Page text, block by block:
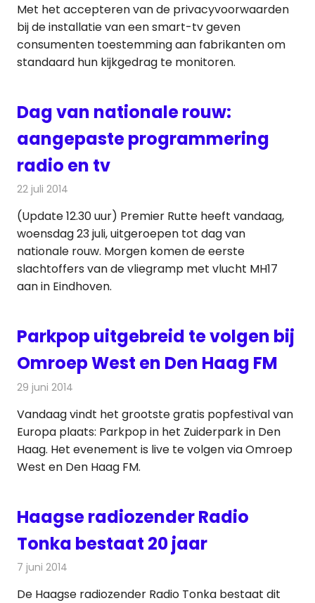
Met het accepteren van de privacyvoorwaarden
bij de installatie van een smart-tv geven
consumenten toestemming aan fabrikanten om
standaard hun kijkgedrag te monitoren.
Dag van nationale rouw:
aangepaste programmering
radio en tv
22 juli 2014
(Update 12.30 uur) Premier Rutte heeft vandaag,
woensdag 23 juli, uitgeroepen tot dag van
nationale rouw. Morgen komen de eerste
slachtoffers van de vliegramp met vlucht MH17
aan in Eindhoven.
Parkpop uitgebreid te volgen bij
Omroep West en Den Haag FM
29 juni 2014
Vandaag vindt het grootste gratis popfestival van
Europa plaats: Parkpop in het Zuiderpark in Den
Haag. Het evenement is live te volgen via Omroep
West en Den Haag FM.
Haagse radiozender Radio
Tonka bestaat 20 jaar
7 juni 2014
De Haagse radiozender Radio Tonka bestaat dit